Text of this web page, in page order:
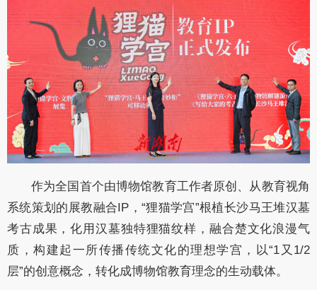
作为全国首个由博物馆教育工作者原创、从教育视角
系统策划的展教融合IP，“狸猫学宫”根植长沙马王堆汉墓
考古成果，化用汉墓独特狸猫纹样，融合楚文化浪漫气
质，构建起一所传播传统文化的理想学宫，以“1又1/2
层”的创意概念，转化成博物馆教育理念的生动载体。